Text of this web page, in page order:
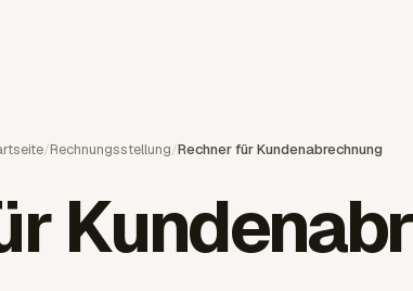
/Rechnungsstellung/Rechner für Kundenabrechnung